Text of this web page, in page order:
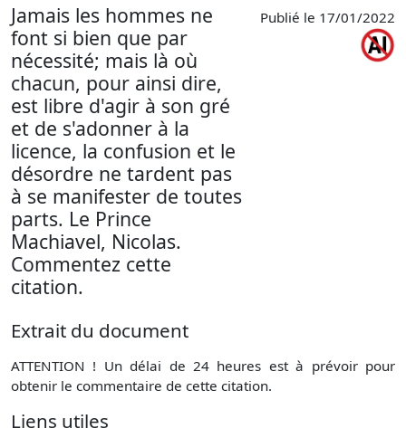
Jamais les hommes ne
font si bien que par
nécessité; mais là où
chacun, pour ainsi dire,
est libre d'agir à son gré
et de s'adonner à la
licence, la confusion et le
désordre ne tardent pas
à se manifester de toutes
parts. Le Prince
Machiavel, Nicolas.
Commentez cette
citation.
Publié le 17/01/2022
Extrait du document
ATTENTION ! Un délai de 24 heures est à prévoir pour
obtenir le commentaire de cette citation.
Liens utiles